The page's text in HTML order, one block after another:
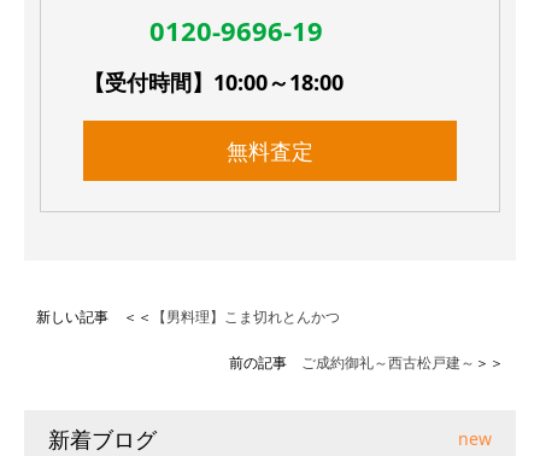
0120-9696-19
【受付時間】10:00～18:00
無料査定
新しい記事 ＜＜ 【男料理】こま切れとんかつ
前の記事 ご成約御礼～西古松戸建～ ＞＞
新着ブログ new